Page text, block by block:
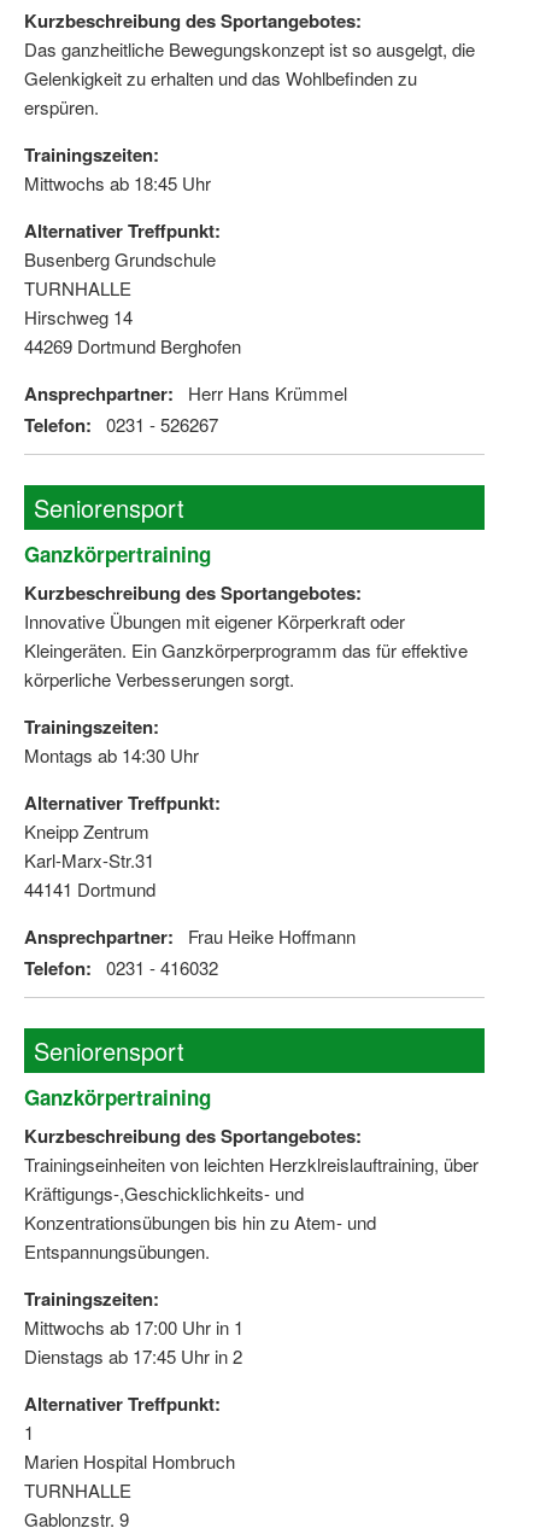
Kurzbeschreibung des Sportangebotes:
Das ganzheitliche Bewegungskonzept ist so ausgelgt, die
Gelenkigkeit zu erhalten und das Wohlbefinden zu
erspüren.
Trainingszeiten:
Mittwochs ab 18:45 Uhr
Alternativer Treffpunkt:
Busenberg Grundschule
TURNHALLE
Hirschweg 14
44269 Dortmund Berghofen
Ansprechpartner: Herr Hans Krümmel
Telefon: 0231 - 526267
Seniorensport
Ganzkörpertraining
Kurzbeschreibung des Sportangebotes:
Innovative Übungen mit eigener Körperkraft oder
Kleingeräten. Ein Ganzkörperprogramm das für effektive
körperliche Verbesserungen sorgt.
Trainingszeiten:
Montags ab 14:30 Uhr
Alternativer Treffpunkt:
Kneipp Zentrum
Karl-Marx-Str.31
44141 Dortmund
Ansprechpartner: Frau Heike Hoffmann
Telefon: 0231 - 416032
Seniorensport
Ganzkörpertraining
Kurzbeschreibung des Sportangebotes:
Trainingseinheiten von leichten Herzklreislauftraining, über
Kräftigungs-,Geschicklichkeits- und
Konzentrationsübungen bis hin zu Atem- und
Entspannungsübungen.
Trainingszeiten:
Mittwochs ab 17:00 Uhr in 1
Dienstags ab 17:45 Uhr in 2
Alternativer Treffpunkt:
1
Marien Hospital Hombruch
TURNHALLE
Gablonzstr. 9